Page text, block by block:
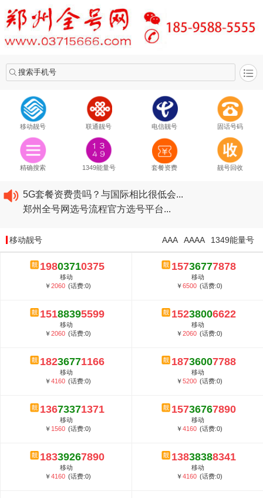
搜索手机号
移动靓号 联通靓号 电信靓号 固话号码
精确搜索 1349能量号 套餐资费 靓号回收
2020​移动最新套餐资费...
2020​联通最新套餐资费...
5G套餐资费贵吗？与国际相比很低会...
郑州全号网选号流程官方选号平台...
2020​联通最新套餐资费...
2020​电信最新套餐资费...
5G套餐资费贵吗？与国际相比很低会...
郑州全号网选号流程官方选号平台...
移动靓号 1349能量号
AAAA
AAA
19803710375
移动
￥2060 (话费:0)
15736777878
移动
￥6500 (话费:0)
15188395599
移动
￥2060 (话费:0)
15238006622
移动
￥2060 (话费:0)
18236771166
移动
￥4160 (话费:0)
18736007788
移动
￥5200 (话费:0)
13673371371
移动
￥ 1560 (话费:0)
15736767890
移动
￥4160 (话费:0)
18339267890
移动
￥4160 (话费:0)
13838388341
移动
￥4160 (话费:0)